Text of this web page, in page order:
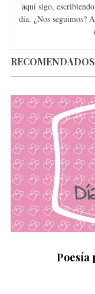
aquí sigo,
día. ¿Nos seguimos?
RECOMENDADOS
Poesía